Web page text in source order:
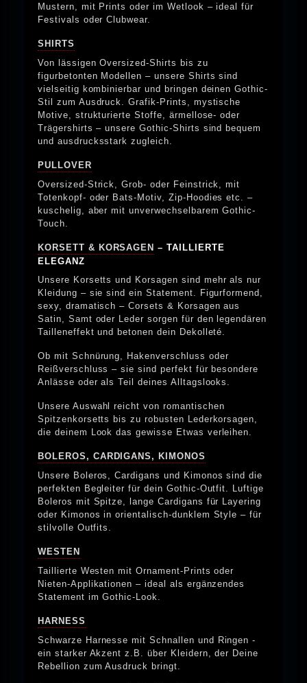
Mustern, mit Prints oder im Wetlook – ideal für
Festivals oder Clubwear.
SHIRTS
Von lässigen Oversized-Shirts bis zu
figurbetonten Modellen – unsere Shirts sind
vielseitig kombinierbar und bringen deinen Gothic-
Stil zum Ausdruck. Grafik-Prints, mystische
Motive, strukturierte Stoffe, ärmellose- oder
Trägershirts – unsere Gothic-Shirts sind bequem
und ausdrucksstark zugleich.
PULLOVER
Oversized-Strick, Grob- oder Feinstrick, mit
Totenkopf- oder Bats-Motiv, Zip-Hoodies etc. –
kuschelig, aber mit unverwechselbarem Gothic-
Touch.
KORSETT & KORSAGEN – TAILLIERTE
ELEGANZ
Unsere Korsetts und Korsagen sind mehr als nur
Kleidung – sie sind ein Statement. Figurformend,
sexy, dramatisch – Corsets & Korsagen aus
Satin, Samt oder Leder sorgen für den legendären
Tailleneffekt und betonen dein Dekolleté.
Ob mit Schnürung, Hakenverschluss oder
Reißverschluss – sie sind perfekt für besondere
Anlässe oder als Teil deines Alltagslooks.
Unsere Auswahl reicht von romantischen
Spitzenkorsetts bis zu robusten Lederkorsagen,
die deinem Look das gewisse Etwas verleihen.
BOLEROS, CARDIGANS, KIMONOS
Unsere Boleros, Cardigans und Kimonos sind die
perfekten Begleiter für dein Gothic-Outfit. Luftige
Boleros mit Spitze, lange Cardigans für Layering
oder Kimonos in orientalisch-dunklem Style – für
stilvolle Outfits.
WESTEN
Taillierte Westen mit Ornament-Prints oder
Nieten-Applikationen – ideal als ergänzendes
Statement im Gothic-Look.
HARNESS
Schwarze Harnesse mit Schnallen und Ringen -
ein starker Akzent z.B. über Kleidern, der Deine
Rebellion zum Ausdruck bringt.